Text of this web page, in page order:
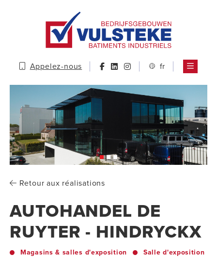
Appelez-nous fr
Retour aux réalisations
AUTOHANDEL DE
RUYTER - HINDRYCKX
Magasins & salles d'exposition Salle d'exposition